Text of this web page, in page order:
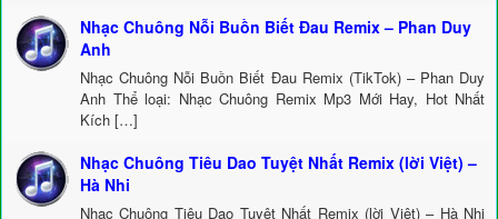
Nhạc Chuông Nỗi Buồn Biết Đau Remix – Phan Duy
Anh
Nhạc Chuông Nỗi Buồn Biết Đau Remix (TikTok) – Phan Duy
Anh Thể loại: Nhạc Chuông Remix Mp3 Mới Hay, Hot Nhất
Kích […]
Nhạc Chuông Tiêu Dao Tuyệt Nhất Remix (lời Việt) –
Hà Nhi
Nhạc Chuông Tiêu Dao Tuyệt Nhất Remix (lời Việt) – Hà Nhi